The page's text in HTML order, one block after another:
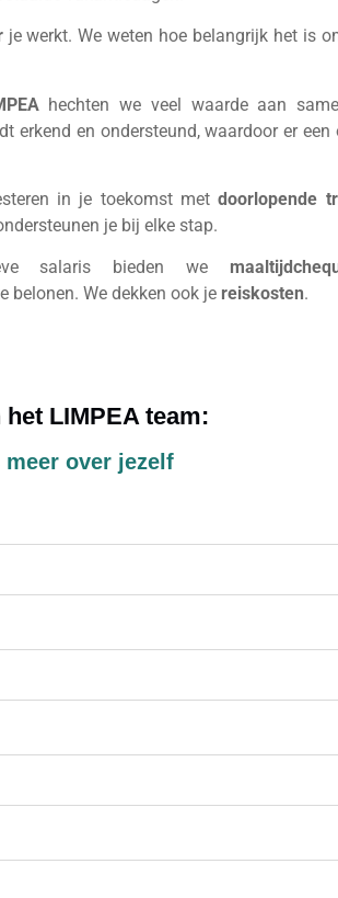
je werkt. We weten hoe belangrijk het is
hechten we veel waarde aan
erkend en ondersteund, waardoor er een
in je toekomst metdoorlopende
je bij elke stap.
salaris bieden we
belonen. We dekken ook je reiskosten.
LIMPEA team:
meer over jezelf